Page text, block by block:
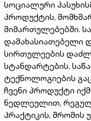
სოციალური
პროდუქტის,
მიმართულებებში.
დამახასიათებელი
სირთულეების
სტანდარტების,
ტექნოლოგიების
ჩვენი პროდუქტი
ნედლეულით,
პრაქტიკის,